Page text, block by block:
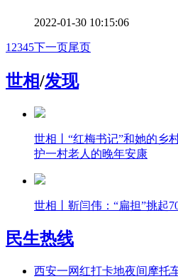
2022-01-30 10:15:06
1 2345下一页尾页
世相/发现
世相丨“红梅书记”和她的乡
护一村老人的晚年安康
世相丨靳闫伟：“扁担”挑起
民生热线
西安一网红打卡地夜间摩托